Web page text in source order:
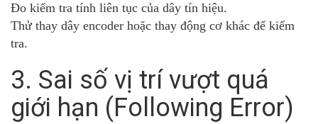
Đo kiểm tra tính liên tục của dây tín hiệu.
Thử thay dây encoder hoặc thay động cơ khác để kiểm
tra.
3. Sai số vị trí vượt quá
giới hạn (Following Error)